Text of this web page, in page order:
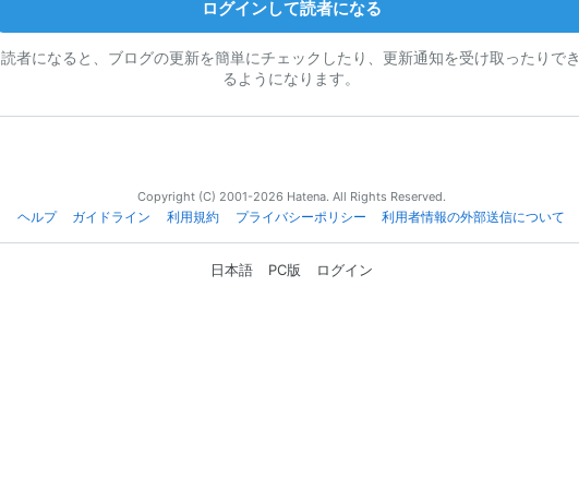
ログインして読者になる
読者になると、ブログの更新を簡単にチェックしたり、更新通知を受け取ったりでき
るようになります。
Copyright (C) 2001-2026 Hatena. All Rights Reserved.
ヘルプ
ガイドライン 利用規約 プライバシーポリシー 利用者情報の外部送信について
日本語 PC版 ログイン